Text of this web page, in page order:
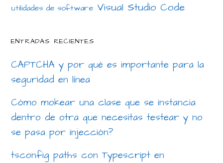
utilidades de software Visual Studio Code
ENTRADAS RECIENTES
CAPTCHA y por qué es importante para la
seguridad en línea
Cómo mokear una clase que se instancia
dentro de otra que necesitas testear y no
se pasa por injección?
tsconfig paths con Typescript en